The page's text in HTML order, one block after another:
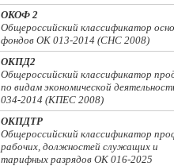
ОКОФ 2
Общероссийский классификатор
фондов ОК 013-2014 (СНС 2008)
ОКПД2
Общероссийский классификатор
по видам экономической
034-2014 (КПЕС 2008)
ОКПДТР
Общероссийский классификатор
рабочих, должностей служащих и
тарифных разрядов ОК 016-2025